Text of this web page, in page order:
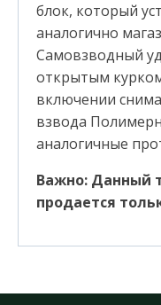
блок, который
аналогично
Самовзводный
открытым
включении
взвода
аналогичные
Важно: Данный
продается